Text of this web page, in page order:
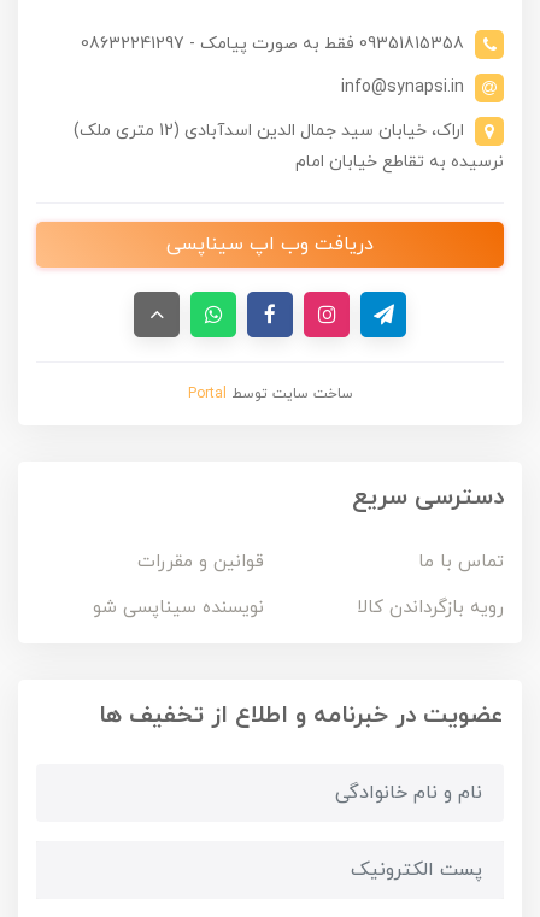
09351815358 فقط به صورت پیامک - 08632241297
info@synapsi.in
اراک، خیابان سید جمال الدین اسدآبادی (12 متری ملک)
نرسیده به تقاطع خیابان امام
دریافت وب اپ سیناپسی
ساخت سایت توسط Portal
دسترسی سریع
تماس با ما
قوانین و مقررات
رویه بازگرداندن کالا
نویسنده سیناپسی شو
عضویت در خبرنامه و اطلاع از تخفیف ها